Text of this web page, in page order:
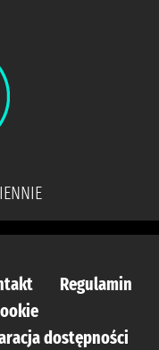
Regulamin
dostępności